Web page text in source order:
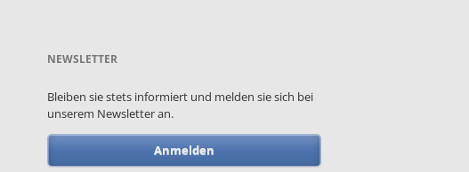
NEWSLETTER
Bleiben sie stets informiert und melden sie sich bei
unserem Newsletter an.
Anmelden